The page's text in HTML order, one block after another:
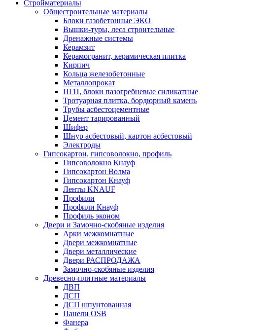
Стройматериалы
Oбщестроительные материалы
Блоки газобетонные ЭКО
Вышки-туры, леса строительные
Дренажные системы
Керамзит
Керамогранит, керамическая плитка
Кирпич
Кольца железобетонные
Металлопрокат
ПГП, блоки пазогребневые силикатные
Тротуарная плитка, бордюрный камень
Трубы асбестоцементные
Цемент тарированный
Шифер
Шнур асбестовый, картон асбестовый
Электроды
Гипсокартон, гипсоволокно, профиль
Гипсоволокно Кнауф
Гипсокартон Волма
Гипсокартон Кнауф
Ленты KNAUF
Профили
Профили Кнауф
Профиль эконом
Двери и Замочно-скобяные изделия
Арки межкомнатные
Двери межкомнатные
Двери металлические
Двери РАСПРОДАЖА
Замочно-скобяные изделия
Древесно-плитные материалы
ДВП
ДСП
ДСП шпунтованная
Панели OSB
Фанера